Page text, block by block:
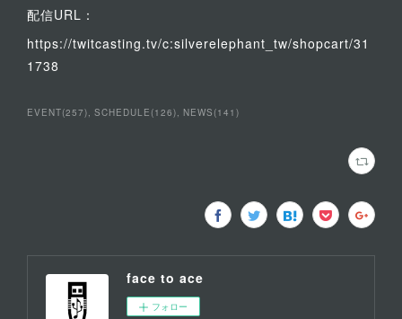
配信URL：
https://twitcasting.tv/c:silverelephant_tw/shopcart/31
1738
EVENT(257) SCHEDULE (126) NEWS (141 )
face to ace
フォロー